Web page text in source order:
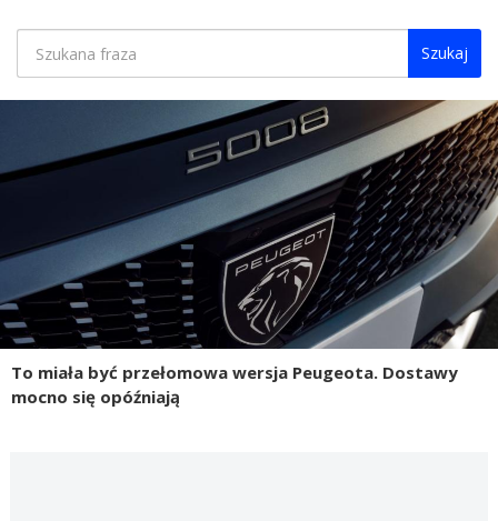
Szukaj
To miała być przełomowa wersja Peugeota. Dostawy
mocno się opóźniają